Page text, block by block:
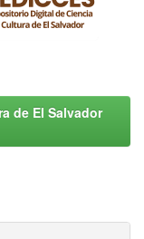
de El Salvador